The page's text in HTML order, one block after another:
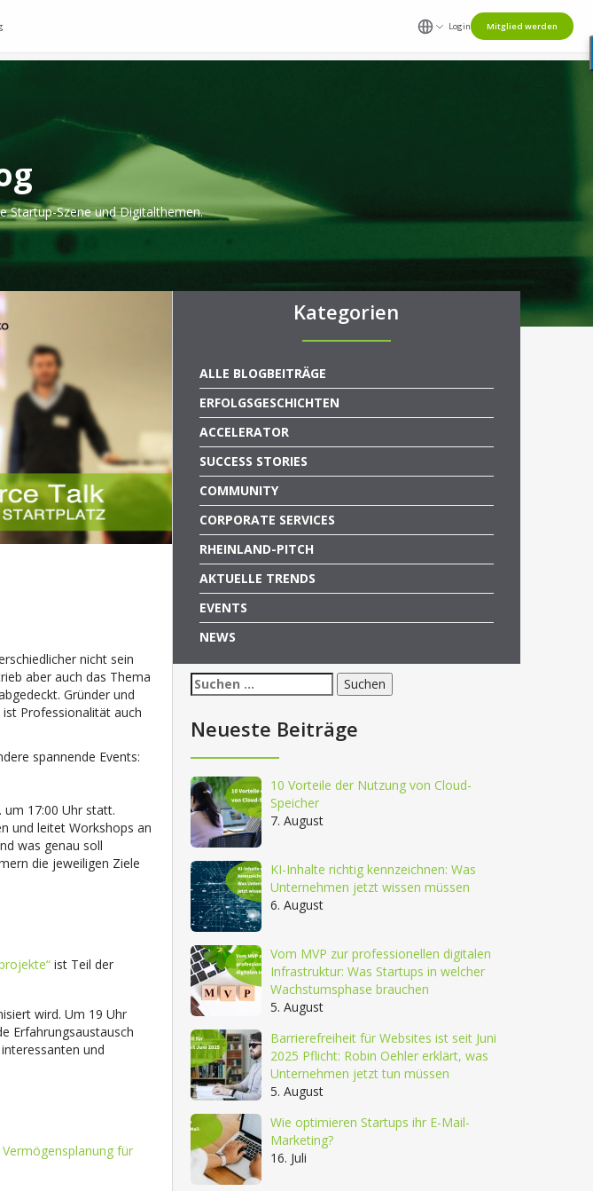
Login Mitglied werden
Startup-Szene und Digitalthemen.
nicht sein
aber auch das Thema
Gründer und
Professionalität auch
spannende Events:
17:00 Uhr statt.
und leitet Workshops an
was genau soll
die jeweiligen Ziele
ist Teil der
wird. Um 19 Uhr
Erfahrungsaustausch
und
für
Kategorien
ALLE BLOGBEITRÄGE
ERFOLGSGESCHICHTEN
ACCELERATOR
SUCCESS STORIES
COMMUNITY
CORPORATE SERVICES
RHEINLAND-PITCH
AKTUELLE TRENDS
EVENTS
NEWS
Suchen
nach:
Neueste Beiträge
10 Vorteile der Nutzung von Cloud-
Speicher
7. August
KI-Inhalte richtig kennzeichnen: Was
Unternehmen jetzt wissen müssen
6. August
Vom MVP zur professionellen digitalen
Infrastruktur: Was Startups in welcher
Wachstumsphase brauchen
5. August
Barrierefreiheit für Websites ist seit Juni
2025 Pflicht: Robin Oehler erklärt, was
Unternehmen jetzt tun müssen
5. August
Wie optimieren Startups ihr E-Mail-
Marketing?
16. Juli